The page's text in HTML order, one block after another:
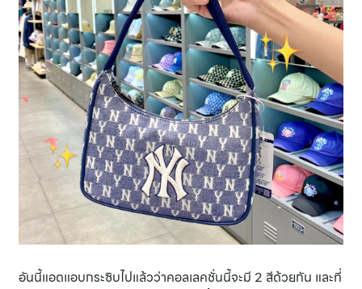
อันนี้แอดแอบกระซิบไปแล้วว่าคอลเลคชั่นนี้จะมี 2 สีด้วยกัน และที่